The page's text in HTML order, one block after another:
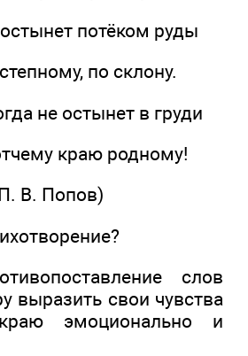
потёком руды
по склону.
не остынет в груди
краю родному!
В. Попов)
слов
выразить свои чувства
эмоционально и